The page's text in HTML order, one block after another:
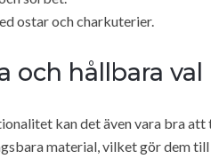
ostar och charkuterier.
och hållbara val
kan det även vara bra
material, vilket gör dem